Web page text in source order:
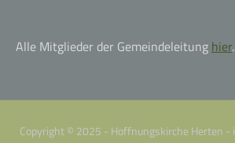
Alle Mitglieder der Gemeindeleitung hier.
Copyright © 2025 - Hoffnungskirche Herten -